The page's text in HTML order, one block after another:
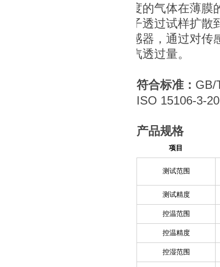
度的气体在薄
子透过试样扩
感器，通过对
汽透过量。
符合标准 ： GB/
ISO 15106-3-
产品规格
项目
测试范围
测试精度
控温范围
控温精度
控湿范围